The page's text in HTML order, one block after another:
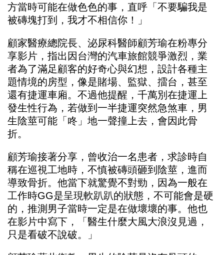
方當時可能在做色色的事，直呼「不要騙我是
被磚塊打到，我才不相信你！」
顧家醫療總院長、泌尿科醫師顧芳瑜在粉專分
享影片，指出因台灣的汽車旅館競爭激烈，業
者為了滿足顧客的好奇心與幻想，設計各種主
題情境的房型，像是賭場、監獄、擂台，甚至
還有捷運車廂。不過他提醒，千萬別在捷運上
發生性行為，若做到一半捷運突然急煞車，男
生陰莖可能「咚」地一聲撞上去，會因此骨
折。
顧芳瑜接著分享，曾收治一名患者，求診時自
稱在巡視工地時，不慎被磚頭砸到陰莖，進而
導致骨折。他當下就驚覺不對勁，因為一般在
工作時GG是呈現軟趴趴的狀態，不可能會是硬
的，推測男子當時一定是在做壞壞的事。他也
在影片中寫下，「醫生什麼大風大浪沒見過，
只是看破不說破。」